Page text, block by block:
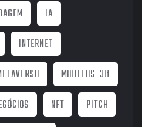
IA
INTERNET
MODELOS 3D
NFT
PITCH